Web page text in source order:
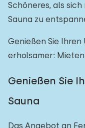
Schöneres, als
Sauna zu
Genießen Sie
erholsamer: Mieten
Genießen Sie
Sauna
Das Angebot an